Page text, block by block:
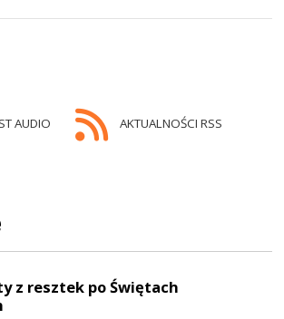
AUDIO AKTUALNOŚCI RSS
z resztek po Świętach